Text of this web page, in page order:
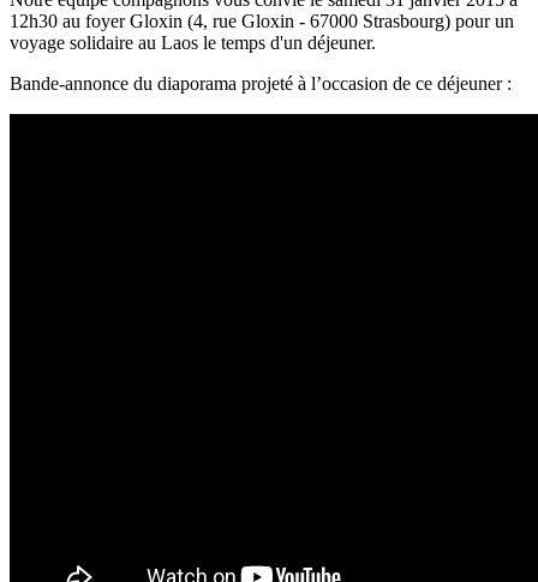
12h30 au foyer Gloxin (4, rue Gloxin - 67000 Strasbourg) pour un
voyage solidaire au Laos le temps d'un déjeuner.
Bande-annonce du diaporama projeté à l’occasion de ce déjeuner :